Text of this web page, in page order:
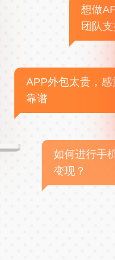
想做
团队支
APP外包太贵，感
靠谱
如何进行手
变现？